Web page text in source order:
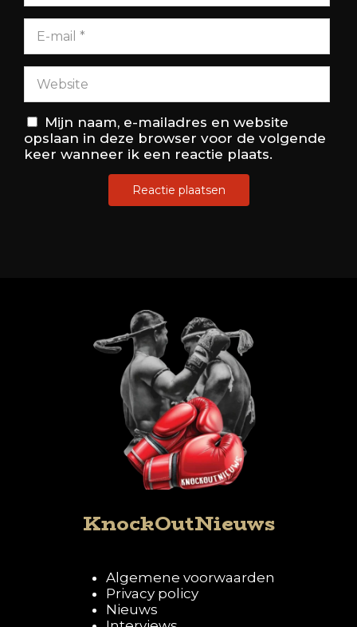
Mijn naam, e-mailadres en website
opslaan in deze browser voor de volgende
keer wanneer ik een reactie plaats.
KnockOutNieuws
Algemene voorwaarden
Privacy policy
Nieuws